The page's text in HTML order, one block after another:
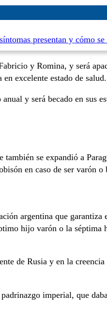
presentan y cómo se
y Romina, y será
en excelente estado de salud.
y será becado en sus
se expandió a
en caso de ser varón o
argentina que garantiza
hijo varón o la séptima
de Rusia y en la
imperial, que